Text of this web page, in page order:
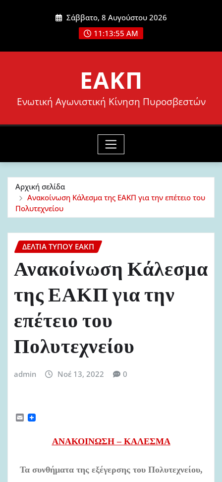
Σάββατο, 8 Αυγούστου 2026
11:13:56 AM
ΕΑΚΠ
Ενωτική Αγωνιστική Κίνηση Πυροσβεστών
Αρχική σελίδα
Ανακοίνωση Κάλεσμα της ΕΑΚΠ για την επέτειο του
Πολυτεχνείου
ΔΕΛΤΊΑ ΤΎΠΟΥ ΕΑΚΠ
Ανακοίνωση Κάλεσμα
της ΕΑΚΠ για την
επέτειο του
Πολυτεχνείου
admin Νοέ 13, 2022 0
E
m
ΑΝΑΚΟΙΝΩΣΗ – ΚΑΛΕΣΜΑ
Τα συνθήματα της εξέγερσης του Πολυτεχνείου,